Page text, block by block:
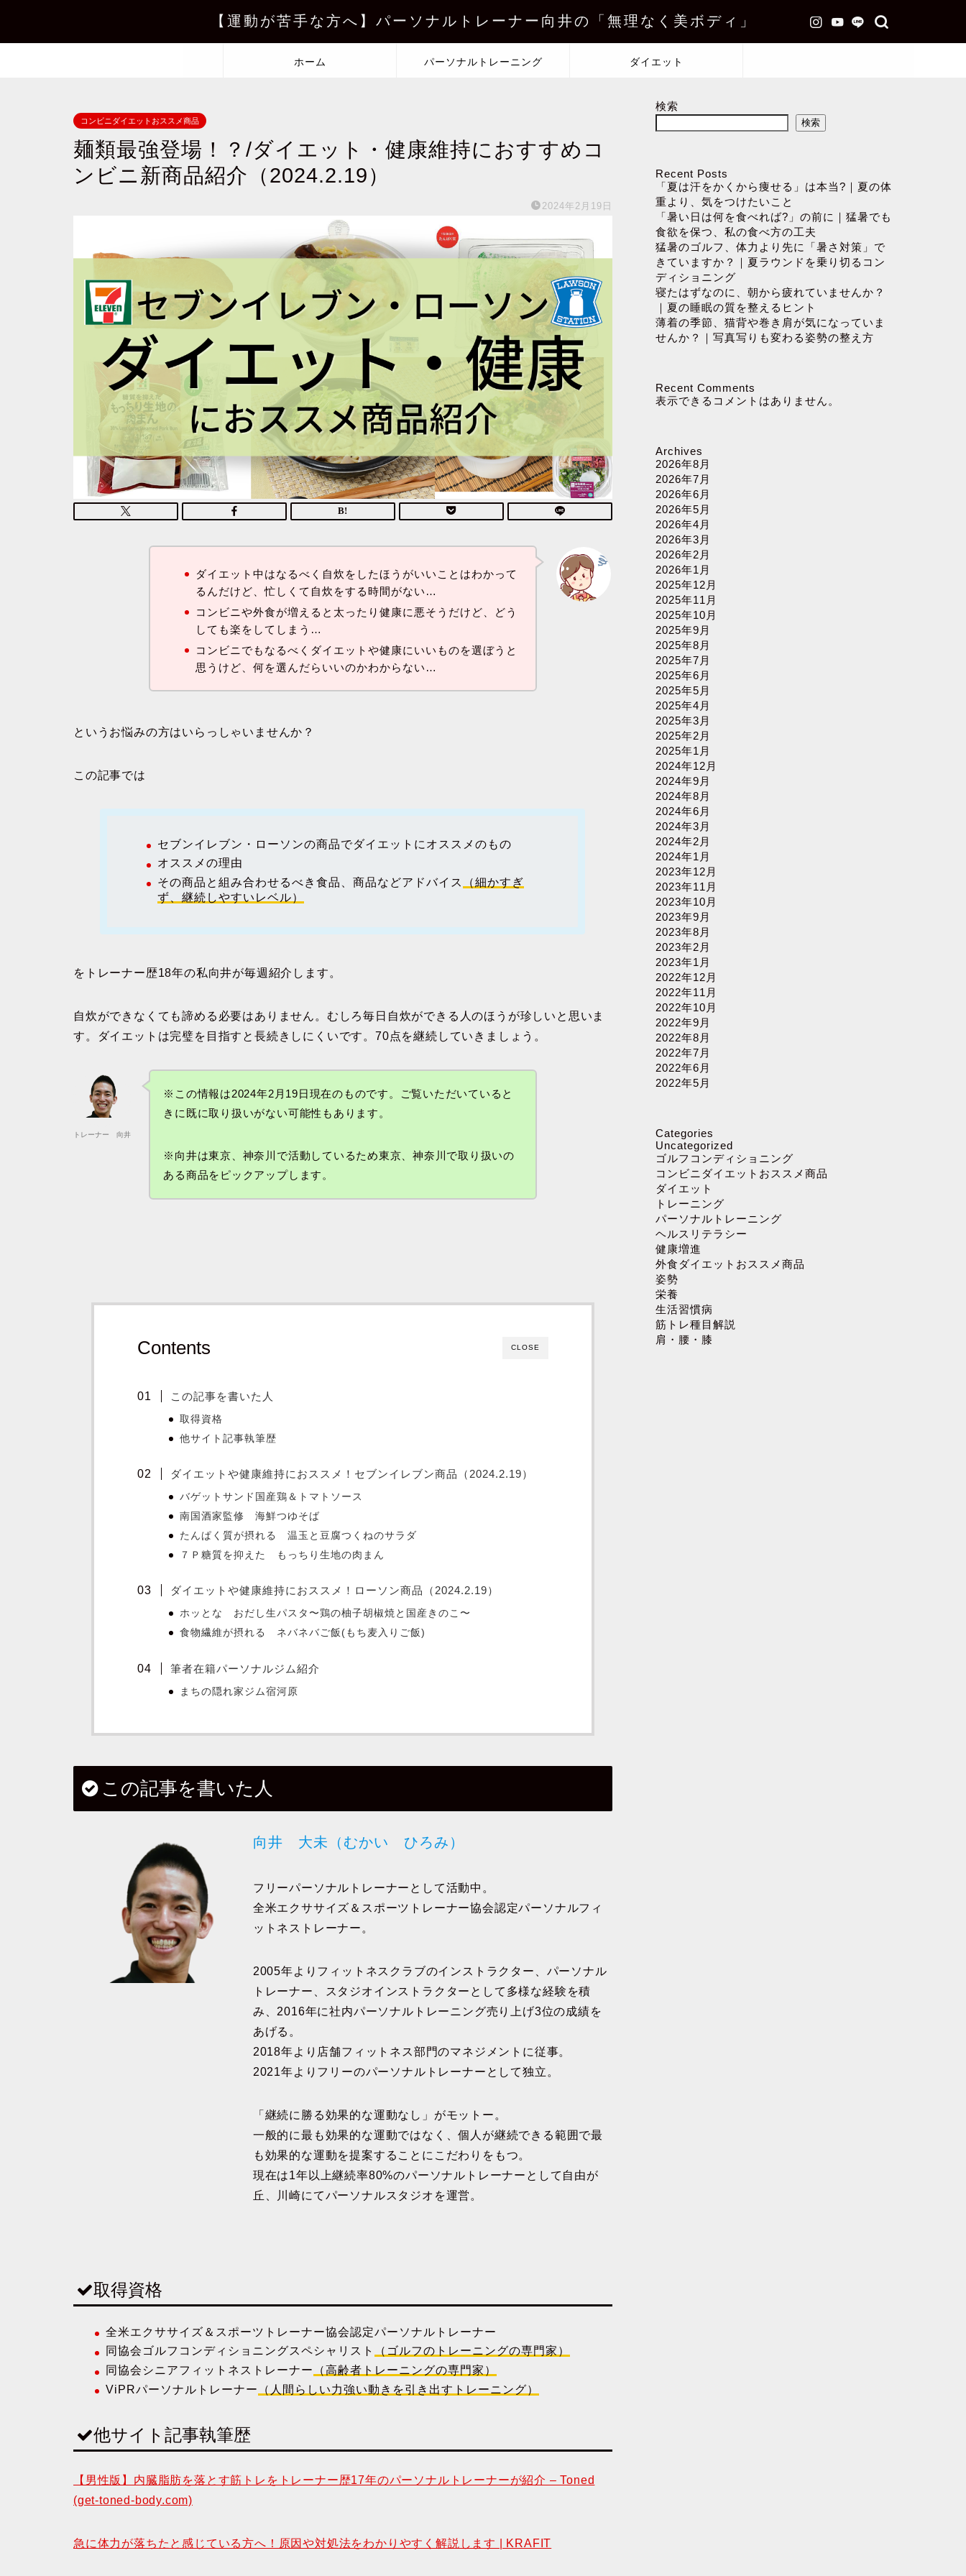
【運動が苦手な方へ】パーソナルトレーナー向井の「無理なく美ボディ」
ホーム パーソナルトレーニング ダイエット
コンビニダイエットおススメ商品
麺類最強登場！？/ダイエット・健康維持におすすめコ
ンビニ新商品紹介（2024.2.19）
2024年2月19日
ダイエット中はなるべく自炊をしたほうがいいことはわかって
るんだけど、忙しくて自炊をする時間がない…
コンビニや外食が増えると太ったり健康に悪そうだけど、どう
しても楽をしてしまう…
コンビニでもなるべくダイエットや健康にいいものを選ぼうと
思うけど、何を選んだらいいのかわからない…
というお悩みの方はいらっしゃいませんか？
この記事では
セブンイレブン・ローソンの商品でダイエットにオススメのもの
オススメの理由
その商品と組み合わせるべき食品、商品などアドバイス
（細かすぎ
ず、継続しやすいレベル）
をトレーナー歴18年の私向井が毎週紹介します。
自炊ができなくても諦める必要はありません。むしろ毎日自炊ができる人のほうが珍しいと思いま
す。ダイエットは完璧を目指すと長続きしにくいです。70点を継続していきましょう。
トレーナー 向井
※この情報は2024年2月19日現在のものです。ご覧いただいていると
きに既に取り扱いがない可能性もあります。
※向井は東京、神奈川で活動しているため東京、神奈川で取り扱いの
ある商品をピックアップします。
CLOSE
Contents
この記事を書いた人
取得資格
他サイト記事執筆歴
ダイエットや健康維持におススメ！セブンイレブン商品（2024.2.19）
バゲットサンド国産鶏＆トマトソース
南国酒家監修 海鮮つゆそば
たんぱく質が摂れる 温玉と豆腐つくねのサラダ
７Ｐ糖質を抑えた もっちり生地の肉まん
ダイエットや健康維持におススメ！ローソン商品（2024.2.19）
ホッとな おだし生パスタ〜鶏の柚子胡椒焼と国産きのこ〜
食物繊維が摂れる ネバネバご飯(もち麦入りご飯)
筆者在籍パーソナルジム紹介
まちの隠れ家ジム宿河原
この記事を書いた人
向井 大未（むかい ひろみ）
フリーパーソナルトレーナーとして活動中。
全米エクササイズ＆スポーツトレーナー協会認定パーソナルフィ
ットネストレーナー。
2005年よりフィットネスクラブのインストラクター、パーソナル
トレーナー、スタジオインストラクターとして多様な経験を積
み、2016年に社内パーソナルトレーニング売り上げ3位の成績を
あげる。
2018年より店舗フィットネス部門のマネジメントに従事。
2021年よりフリーのパーソナルトレーナーとして独立。
「継続に勝る効果的な運動なし」がモットー。
一般的に最も効果的な運動ではなく、個人が継続できる範囲で最
も効果的な運動を提案することにこだわりをもつ。
現在は1年以上継続率80%のパーソナルトレーナーとして自由が
丘、川崎にてパーソナルスタジオを運営。
取得資格
全米エクササイズ＆スポーツトレーナー協会認定パーソナルトレーナー
同協会ゴルフコンディショニングスペシャリスト
（ゴルフのトレーニングの専門家）
同協会シニアフィットネストレーナー
（高齢者トレーニングの専門家）
ViPRパーソナルトレーナー
（人間らしい力強い動きを引き出すトレーニング）
他サイト記事執筆歴
【男性版】内臓脂肪を落とす筋トレをトレーナー歴17年のパーソナルトレーナーが紹介 – Toned
(get-toned-body.com)
急に体力が落ちたと感じている方へ！原因や対処法をわかりやすく解説します | KRAFIT
検索
検索
Recent Posts
「夏は汗をかくから痩せる」は本当?｜夏の体
重より、気をつけたいこと
「暑い日は何を食べれば?」の前に｜猛暑でも
食欲を保つ、私の食べ方の工夫
猛暑のゴルフ、体力より先に「暑さ対策」で
きていますか？｜夏ラウンドを乗り切るコン
ディショニング
寝たはずなのに、朝から疲れていませんか？
｜夏の睡眠の質を整えるヒント
薄着の季節、猫背や巻き肩が気になっていま
せんか？｜写真写りも変わる姿勢の整え方
Recent Comments
表示できるコメントはありません。
Archives
2026年8月
2026年7月
2026年6月
2026年5月
2026年4月
2026年3月
2026年2月
2026年1月
2025年12月
2025年11月
2025年10月
2025年9月
2025年8月
2025年7月
2025年6月
2025年5月
2025年4月
2025年3月
2025年2月
2025年1月
2024年12月
2024年9月
2024年8月
2024年6月
2024年3月
2024年2月
2024年1月
2023年12月
2023年11月
2023年10月
2023年9月
2023年8月
2023年2月
2023年1月
2022年12月
2022年11月
2022年10月
2022年9月
2022年8月
2022年7月
2022年6月
2022年5月
Categories
Uncategorized
ゴルフコンディショニング
コンビニダイエットおススメ商品
ダイエット
トレーニング
パーソナルトレーニング
ヘルスリテラシー
健康増進
外食ダイエットおススメ商品
姿勢
栄養
生活習慣病
筋トレ種目解説
肩・腰・膝